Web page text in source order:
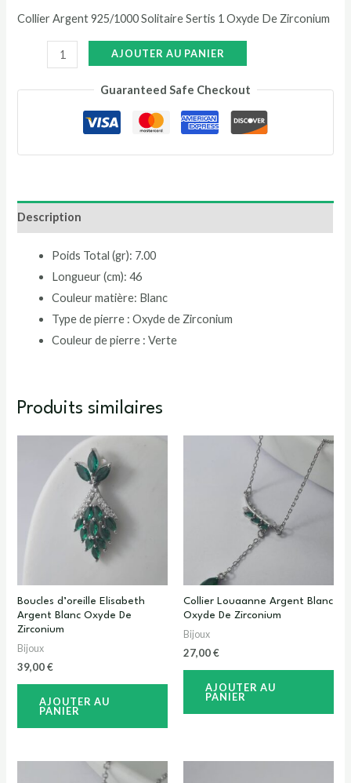
Collier Argent 925/1000 Solitaire Sertis 1 Oxyde De Zirconium
AJOUTER AU PANIER
Guaranteed Safe Checkout
Description
Poids Total (gr): 7.00
Longueur (cm): 46
Couleur matière: Blanc
Type de pierre : Oxyde de Zirconium
Couleur de pierre : Verte
Produits similaires
Boucles d’oreille Elisabeth
Argent Blanc Oxyde De
Zirconium
Bijoux
39,00€
AJOUTER AU
PANIER
Collier Louaanne Argent Blanc
Oxyde De Zirconium
Bijoux
27,00€
AJOUTER AU
PANIER